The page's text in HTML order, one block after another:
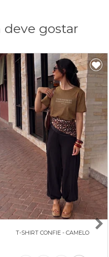
gostar
T-SHIRT CONFIE - CAMELO